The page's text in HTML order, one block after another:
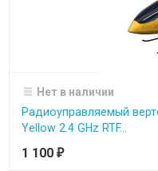
Нет в наличии
Радиоуправляемый
Yellow 2.4 GHz RTF...
1 100 ₽